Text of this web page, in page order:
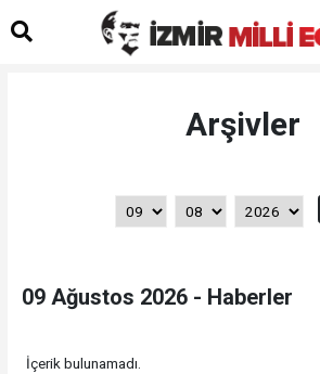
Arşivler
09 Ağustos 2026 - Haberler
İçerik bulunamadı.